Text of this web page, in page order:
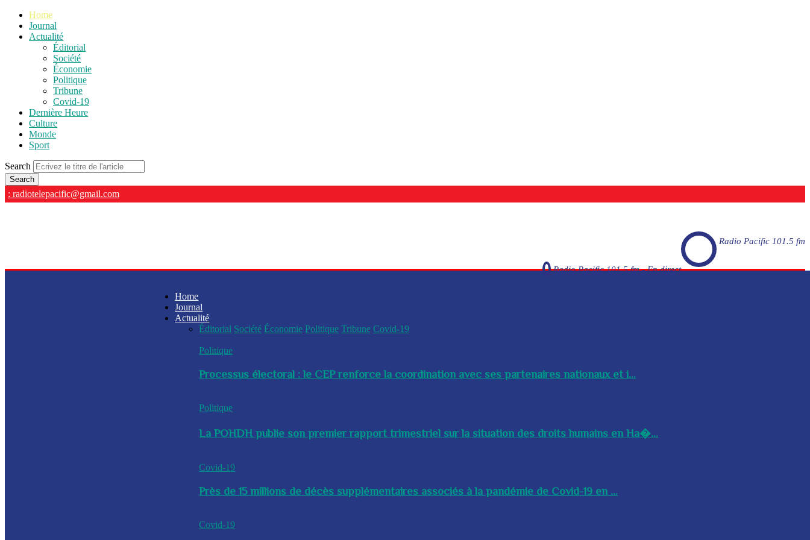
Home
Journal
Actualité
Éditorial
Société
Économie
Politique
Tribune
Covid-19
Dernière Heure
Culture
Monde
Sport
Search
: radiotelepacific@gmail.com
Radio Pacific 101.5 fm
Radio Pacific 101.5 fm - En direct
Home
Journal
Actualité
Éditorial Société Économie Politique Tribune Covid-19
Politique
Processus électoral : le CEP renforce la coordination avec ses partenaires nationaux et i...
Politique
La POHDH publie son premier rapport trimestriel sur la situation des droits humains en Ha�...
Covid-19
Près de 15 millions de décès supplémentaires associés à la pandémie de Covid-19 en ...
Covid-19